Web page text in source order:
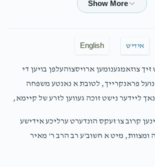
יוסף קלייןיודא הערש טייטלבוים
1 year ago
English אידיש
צוזאמגענומען ארויסצוהעלפן בויען די
פראנקרייך, לטובת א נאנטע משפחה
ליידער נישט זוכה געווען לזרע של קיימא,
קרוב צו זעקס הונדערט ערליכע אידישע
ומצוות, מיט א חשוב'ע רב הרב ר' מאיר